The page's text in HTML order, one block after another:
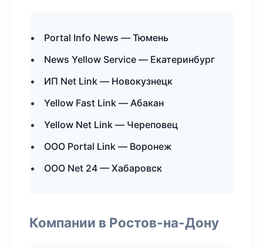
Portal Info News — Тюмень
News Yellow Service — Екатеринбург
ИП Net Link — Новокузнецк
Yellow Fast Link — Абакан
Yellow Net Link — Череповец
ООО Portal Link — Воронеж
ООО Net 24 — Хабаровск
Компании в Ростов-на-Дону